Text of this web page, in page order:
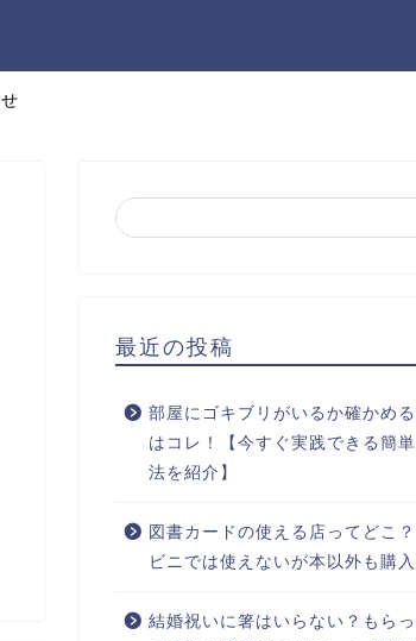
最近の投稿
部屋にゴキブリがいるか確かめ
はコレ！【今すぐ実践できる簡
法を紹介】
図書カードの使える店ってどこ
ビニでは使えないが本以外も購入
結婚祝いに箸はいらない？もら